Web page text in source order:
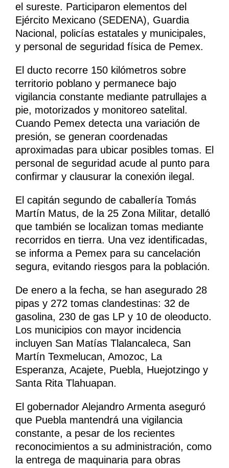
el sureste. Participaron elementos del
Ejército Mexicano (SEDENA), Guardia
Nacional, policías estatales y municipales,
y personal de seguridad física de Pemex.
El ducto recorre 150 kilómetros sobre
territorio poblano y permanece bajo
vigilancia constante mediante patrullajes a
pie, motorizados y monitoreo satelital.
Cuando Pemex detecta una variación de
presión, se generan coordenadas
aproximadas para ubicar posibles tomas. El
personal de seguridad acude al punto para
confirmar y clausurar la conexión ilegal.
El capitán segundo de caballería Tomás
Martín Matus, de la 25 Zona Militar, detalló
que también se localizan tomas mediante
recorridos en tierra. Una vez identificadas,
se informa a Pemex para su cancelación
segura, evitando riesgos para la población.
De enero a la fecha, se han asegurado 28
pipas y 272 tomas clandestinas: 32 de
gasolina, 230 de gas LP y 10 de oleoducto.
Los municipios con mayor incidencia
incluyen San Matías Tlalancaleca, San
Martín Texmelucan, Amozoc, La
Esperanza, Acajete, Puebla, Huejotzingo y
Santa Rita Tlahuapan.
El gobernador Alejandro Armenta aseguró
que Puebla mantendrá una vigilancia
constante, a pesar de los recientes
reconocimientos a su administración, como
la entrega de maquinaria para obras